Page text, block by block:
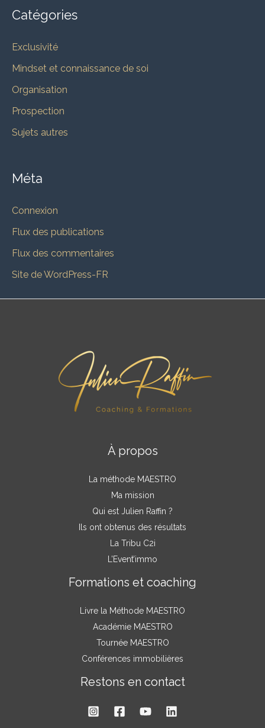
Catégories
Exclusivité
Mindset et connaissance de soi
Organisation
Prospection
Sujets autres
Méta
Connexion
Flux des publications
Flux des commentaires
Site de WordPress-FR
À propos
La méthode MAESTRO
Ma mission
Qui est Julien Raffin ?
Ils ont obtenus des résultats
La Tribu C2i
L’Event’immo
Formations et coaching
Livre la Méthode MAESTRO
Académie MAESTRO
Tournée MAESTRO
Conférences immobilières
Restons en contact